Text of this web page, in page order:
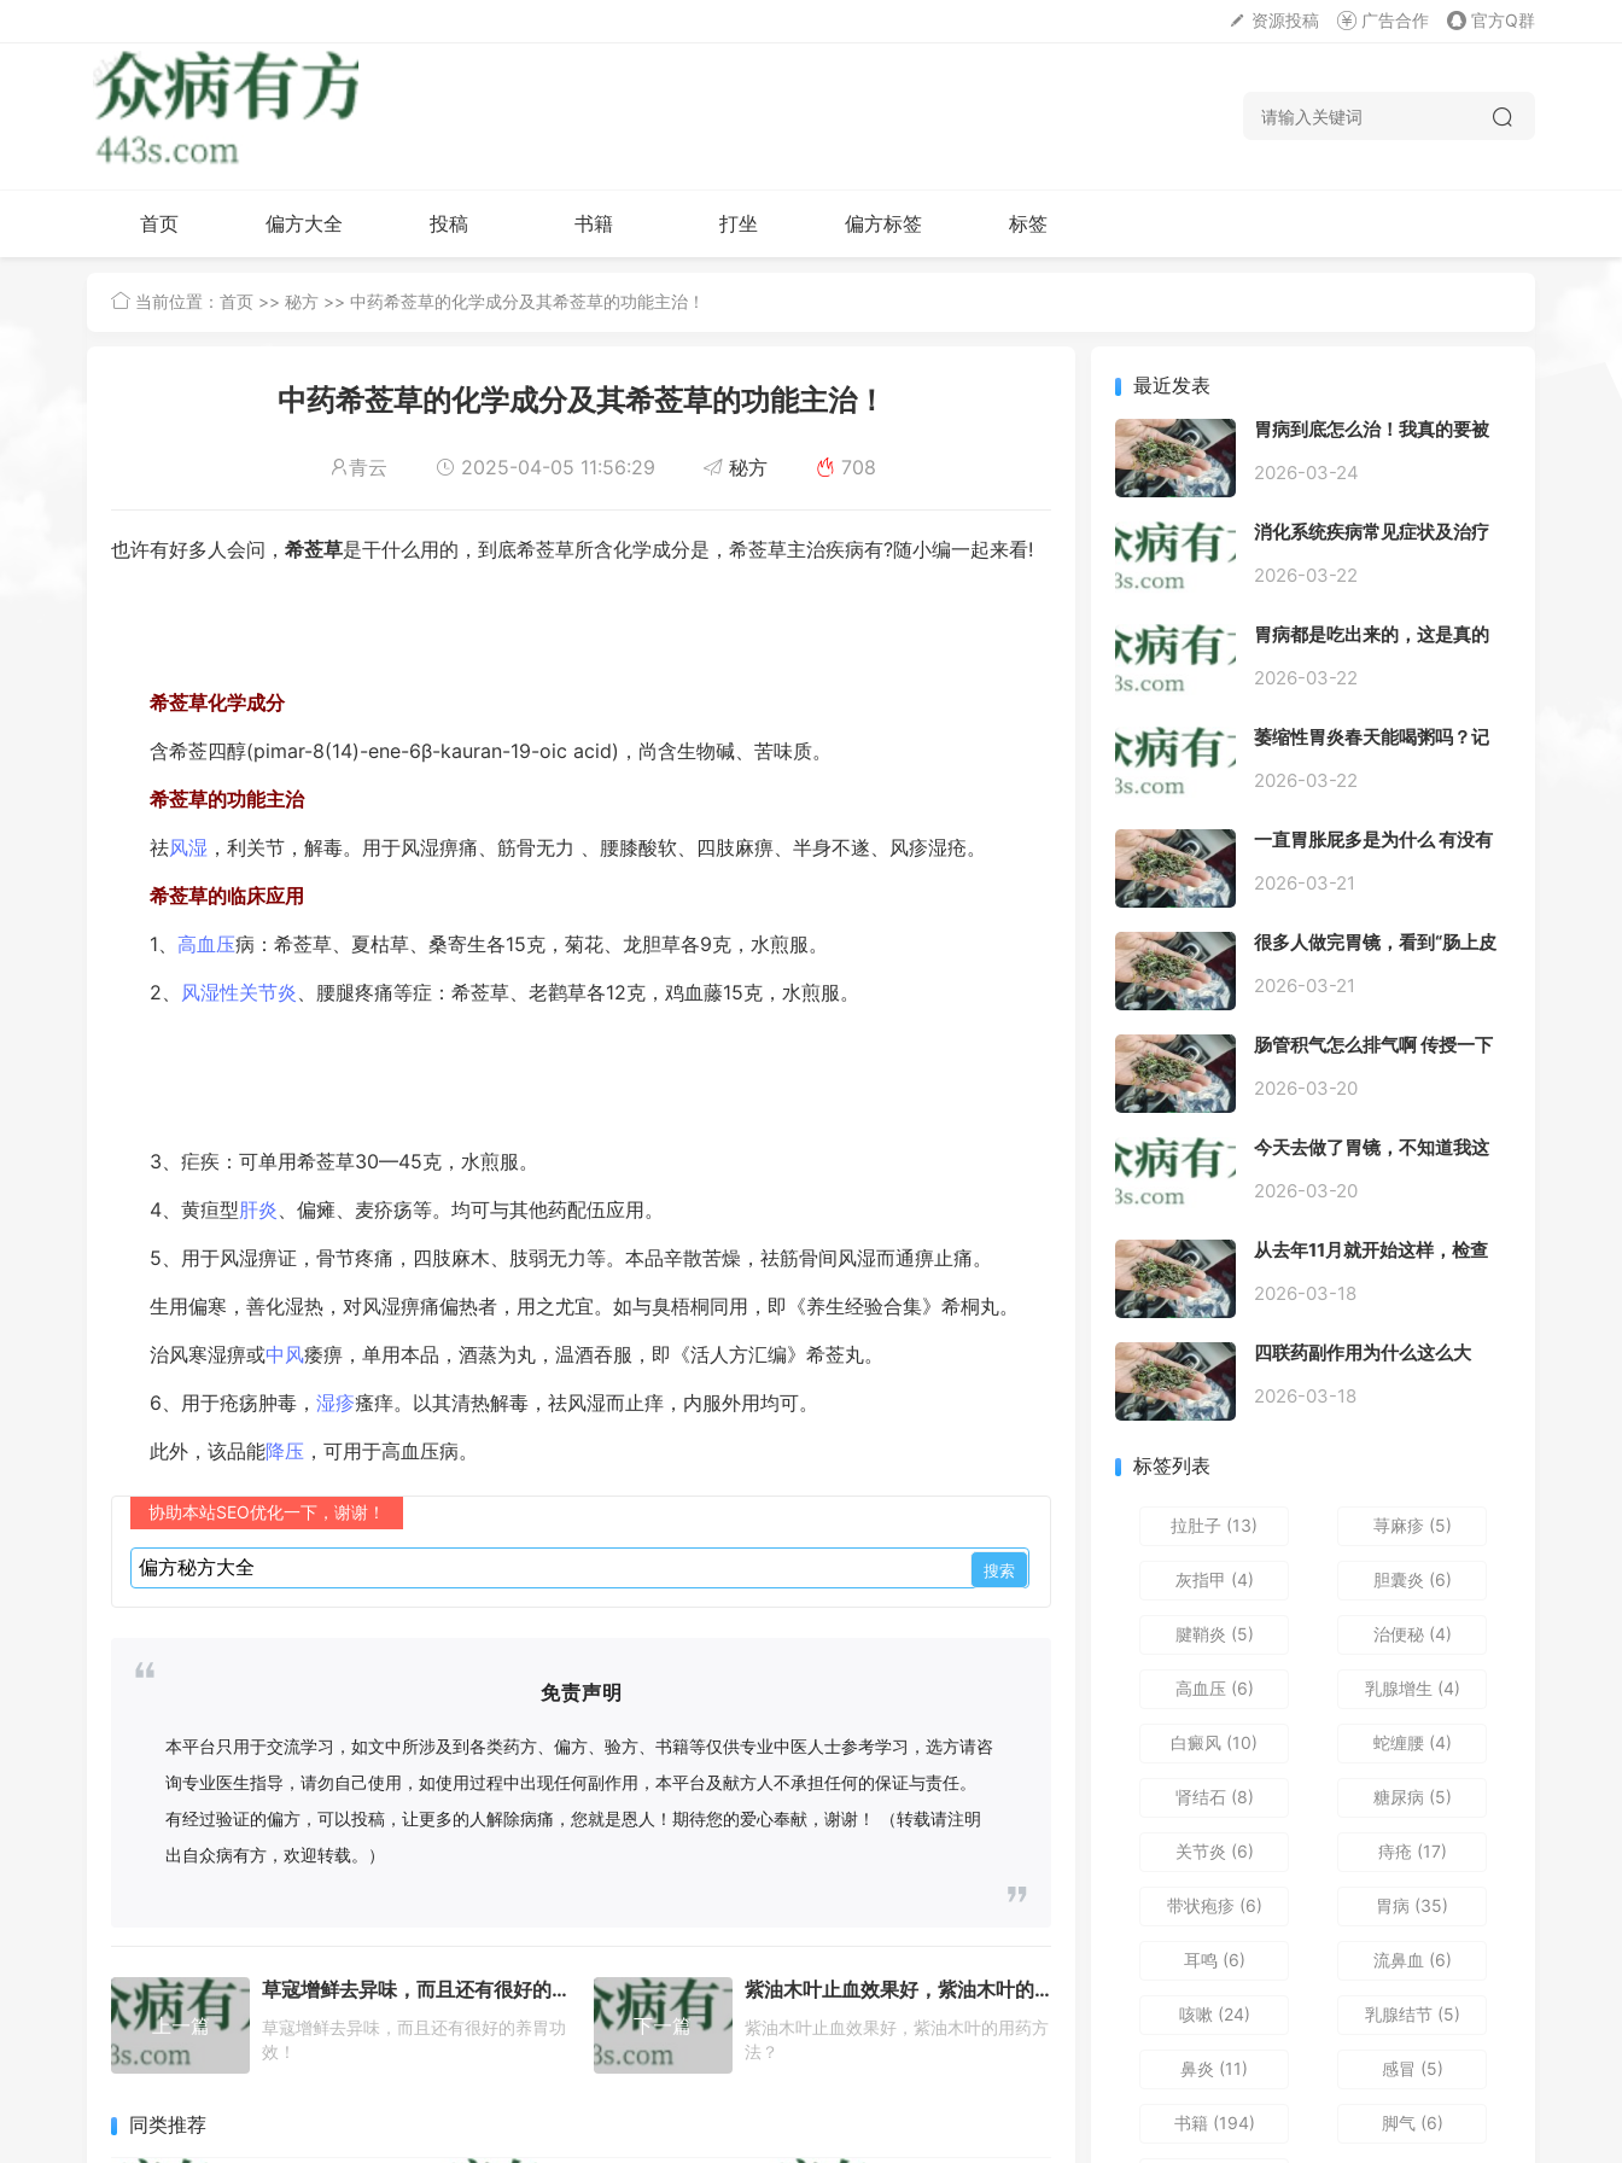
资源投稿 广告合作 官方Q群
首页 偏方大全 投稿 书籍 打坐 偏方标签 标签
当前位置： 首页 >> 秘方 >> 中药希莶草的化学成分及其希莶草的功能主治！
中药希莶草的化学成分及其希莶草的功能主治！
青云 2025-04-05 11:56:29 秘方 708
也许有好多人会问， 希莶草是干什么用的，到底希莶草所含化学成分是，希莶草主治疾病有?随小编一起来看!
希莶草化学成分
含希莶四醇(pimar-8(14)-ene-6β-kauran-19-oic acid)，尚含生物碱、苦味质。
希莶草的功能主治
祛风湿 ，利关节，解毒。用于风湿痹痛、筋骨无力 、腰膝酸软、四肢麻痹、半身不遂、风疹湿疮。
希莶草的临床应用
1、 高血压病：希莶草、夏枯草、桑寄生各15克，菊花、龙胆草各9克，水煎服。
2、 风湿性关节炎、腰腿疼痛等症：希莶草、老鹳草各12克，鸡血藤15克，水煎服。
3、疟疾：可单用希莶草30—45克，水煎服。
4、黄疸型肝炎、偏瘫、麦疥疡等。均可与其他药配伍应用。
5、用于风湿痹证，骨节疼痛，四肢麻木、肢弱无力等。本品辛散苦燥，祛筋骨间风湿而通痹止痛。
生用偏寒，善化湿热，对风湿痹痛偏热者，用之尤宜。如与臭梧桐同用，即《养生经验合集》希桐丸。
治风寒湿痹或中风痿痹，单用本品，酒蒸为丸，温酒吞服，即《活人方汇编》希莶丸。
6、用于疮疡肿毒， 湿疹瘙痒。以其清热解毒，祛风湿而止痒，内服外用均可。
此外，该品能降压 ，可用于高血压病。
协助本站SEO优化一下，谢谢！
免责声明
本平台只用于交流学习，如文中所涉及到各类药方、偏方、验方、书籍等仅供专业中医人士参考学习，选方请咨
询专业医生指导，请勿自己使用，如使用过程中出现任何副作用，本平台及献方人不承担任何的保证与责任。
有经过验证的偏方，可以投稿，让更多的人解除病痛，您就是恩人！期待您的爱心奉献，谢谢！ （转载请注明
出自众病有方，欢迎转载。）
上一篇
草寇增鲜去异味，而且还有很好的养胃功效！
草寇增鲜去异味，而且还有很好的养胃功
效！
下一篇
紫油木叶止血效果好，紫油木叶的用药方法？
紫油木叶止血效果好，紫油木叶的用药方
法？
同类推荐
最近发表
胃病到底怎么治！我真的要被
2026-03-24
消化系统疾病常见症状及治疗
案
2026-03-22
胃病都是吃出来的，这是真的
2026-03-22
萎缩性胃炎春天能喝粥吗？记
2026-03-22
一直胃胀屁多是为什么 有没有
2026-03-21
很多人做完胃镜，看到“肠上皮
己上网查又吓睡不着，到底严
2026-03-21
肠管积气怎么排气啊 传授一下
2026-03-20
今天去做了胃镜，不知道我这
2026-03-20
从去年11月就开始这样，检查
是轻微的胃炎，胃不疼，但是
感，打出来就好一些，还一直
打空嗝，各种药吃了都没效果
2026-03-18
四联药副作用为什么这么大
2026-03-18
标签列表
拉肚子 (13) 荨麻疹 (5)
灰指甲 (4) 胆囊炎 (6)
腱鞘炎 (5) 治便秘(4)
高血压(6) 乳腺增生 (4)
白癜风 (10) 蛇缠腰(4)
肾结石(8) 糖尿病 (5)
关节炎 (6) 痔疮 (17)
带状疱疹 (6) 胃病 (35)
耳鸣(6) 流鼻血 (6)
咳嗽 (24) 乳腺结节(5)
鼻炎 (11) 感冒 (5)
书籍(194) 脚气(6)